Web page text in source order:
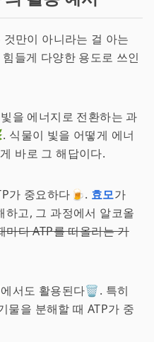
만이 아니라는 걸 아는
들게 다양한 용도로 쓰인
을 에너지로 전환하는 과
식물이 빛을 어떻게 에너
바로 그 해답이다.
가 중요하다🍺. 효모가
하고, 그 과정에서 알코올
마다 ATP를 떠올리는 거
에서도 활용된다🗑️. 특히
물을 분해할 때 ATP가 중